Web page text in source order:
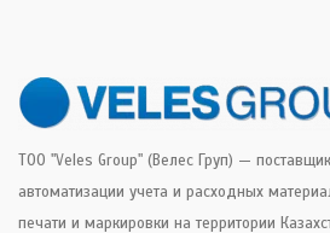
ТОО "Veles Group" (Велес Груп) —
автоматизации учета и расходных
печати и маркировки на территории